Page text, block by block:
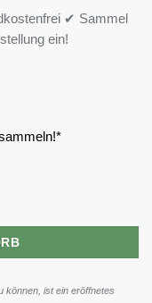
✔ Sammel
ein!
können, ist ein eröffnetes